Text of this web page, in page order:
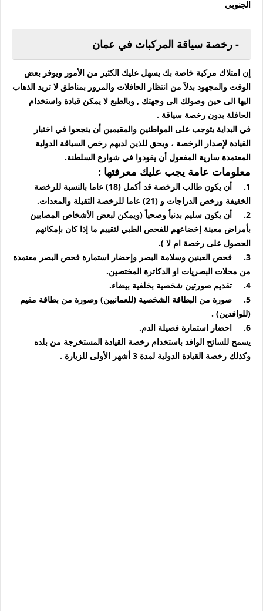
الجنوبي
- رخصة سياقة المركبات في عمان
إن امتلاك مركبة خاصة بك يسهل عليك الكثير من الأمور ويوفر بعض
الوقت والمجهود بدلاً من انتظار الحافلات والمرور بمناطق لا تريد الذهاب
اليها الى حين وصولك الى وجهتك , وبالطبع لا يمكن قيادة واستخدام
الحافلة بدون رخصة سياقة .
في البداية يتوجب على المواطنين والمقيمين أن ينجحوا في اختبار
القيادة لإصدار الرخصة ، ويحق للذين لديهم رخص السياقة الدولية
المعتمدة سارية المفعول أن يقودوا في شوارع السلطنة.
معلومات عامة يجب عليك معرفتها :
1.
أن يكون طالب الرخصة قد أكمل (18) عاما بالنسبة للرخصة
الخفيفة ورخص الدراجات و (21) عاما للرخصة الثقيلة والمعدات.
2.
أن يكون سليم بدنياُ وصحياً (ويمكن لبعض الأشخاص المصابين
بأمراض معينة إخضاعهم للفحص الطبي لتقييم ما إذا كان بإمكانهم
الحصول على رخصة ام لا ).
3.
فحص العينين وسلامة البصر وإحضار استمارة فحص البصر معتمدة
من محلات البصريات او الدكاترة المختصين.
4.
تقديم صورتين شخصية بخلفية بيضاء.
5.
صورة من البطاقة الشخصية (للعمانيين) وصورة من بطاقة مقيم
(للوافدين) .
6.
احضار استمارة فصيلة الدم.
يسمح للسائح الوافد باستخدام رخصة القيادة المستخرجة من بلده
وكذلك رخصة القيادة الدولية لمدة 3 أشهر الأولى للزيارة .